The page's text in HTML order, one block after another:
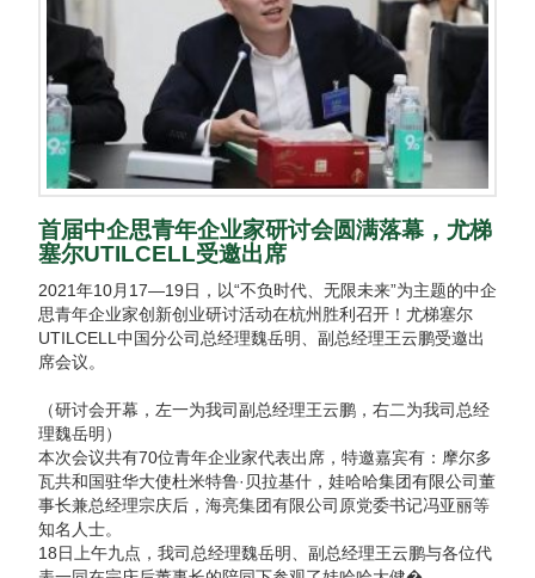
首届中企思青年企业家研讨会圆满落幕，尤梯
塞尔UTILCELL受邀出席
2021年10月17—19日，以“不负时代、无限未来”为主题的中企
思青年企业家创新创业研讨活动在杭州胜利召开！尤梯塞尔
UTILCELL中国分公司总经理魏岳明、副总经理王云鹏受邀出
席会议。
（研讨会开幕，左一为我司副总经理王云鹏，右二为我司总经
理魏岳明）
本次会议共有70位青年企业家代表出席，特邀嘉宾有：摩尔多
瓦共和国驻华大使杜米特鲁·贝拉基什，娃哈哈集团有限公司董
事长兼总经理宗庆后，海亮集团有限公司原党委书记冯亚丽等
知名人士。
18日上午九点，我司总经理魏岳明、副总经理王云鹏与各位代